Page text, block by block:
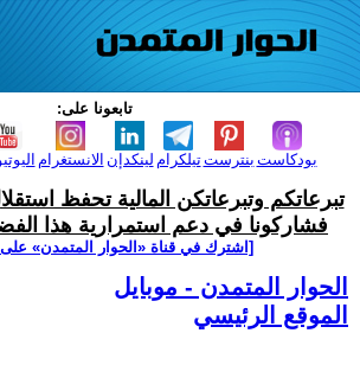
تابعونا على:
الانستغرام لينكدإن تيلكرامبنترست بودكاست
تبرعاتكم وتبرعاتكن المالية تحفظ
فشاركونا في دعم استمرارية هذا
[اشترك في قناة ‫«الحوار المتمدن» على
الحوار المتمدن - موبايل
الموقع الرئيسي